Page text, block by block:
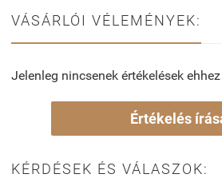
VÁSÁRLÓI VÉLEMÉNYEK:
Jelenleg nincsenek értékelések
Értékelés
KÉRDÉSEK ÉS VÁLASZOK: